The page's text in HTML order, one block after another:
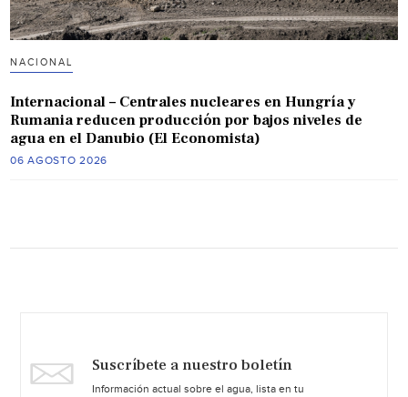
NACIONAL
Internacional – Centrales nucleares en Hungría y
Rumania reducen producción por bajos niveles de
agua en el Danubio (El Economista)
06 AGOSTO 2026
Suscríbete a nuestro boletín
Información actual sobre el agua, lista en tu